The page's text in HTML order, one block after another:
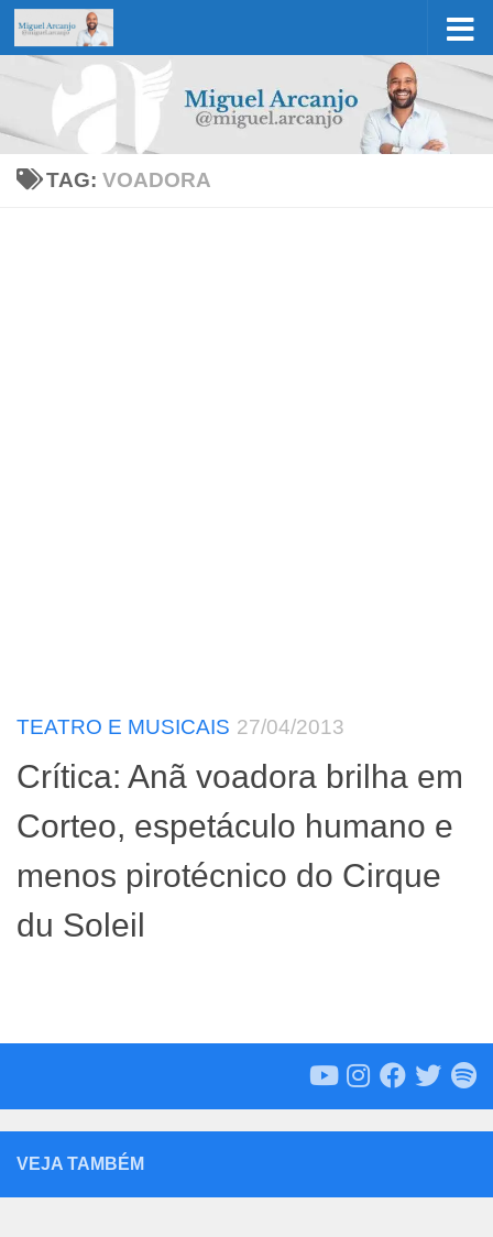
Skip to content
TAG:VOADORA
TEATRO E MUSICAIS 27/04/2013
Crítica: Anã voadora brilha em
Corteo, espetáculo humano e
menos pirotécnico do Cirque
du Soleil
VEJA TAMBÉM